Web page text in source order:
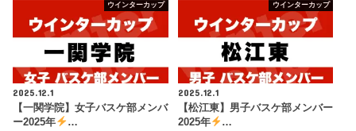
ウインターカップ
2025.12.1
【一関学院】女子バスケ部メンバ
ー2025年
…
ウインターカップ
2025.12.1
【松江東】男子バスケ部メンバー
2025年
…